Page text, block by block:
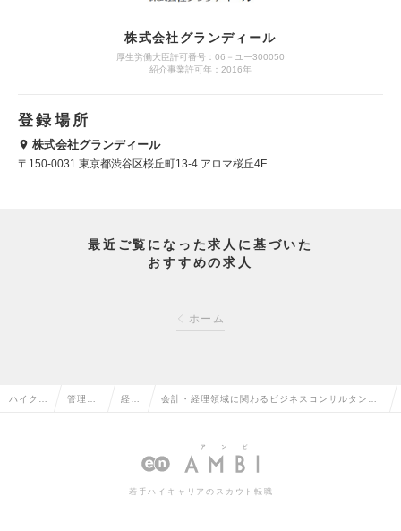
株式会社グランディール
厚生労働大臣許可番号：06－ユー300050
紹介事業許可年：2016年
登録場所
株式会社グランディール
〒150-0031 東京都渋谷区桜丘町13-4 アロマ桜丘4F
最近ご覧になった求人に基づいた
おすすめの求人
ホーム
ハイクラ 管理部 経理 会計・経理領域に関わるビジネスコンサルタント
ス）の求人情報
若手ハイキャリアのスカウト転職